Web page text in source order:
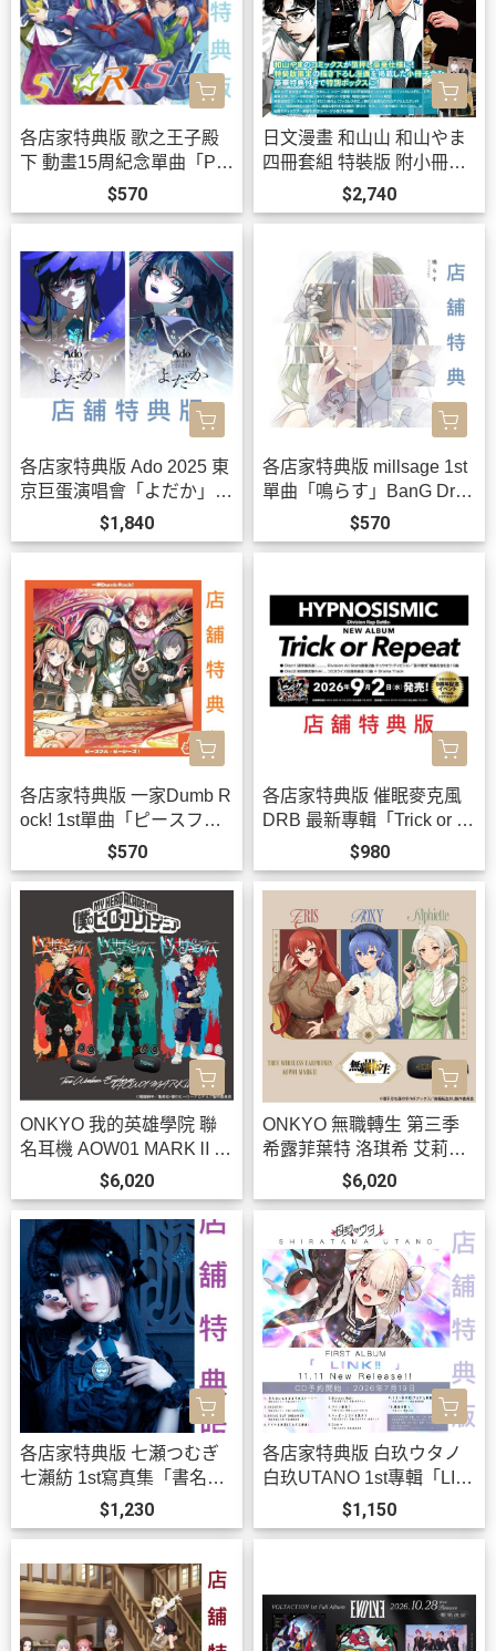
各店家特典版 歌之王子殿
下 動畫15周紀念單曲「PRI
SM FOREVER!」STRISH
*10/21發售!
$570
日文漫畫 和山山 和山やま
四冊套組 特裝版 附小冊
子、立牌 去唱卡拉OK吧、
為你著迷*12/11發售!
$2,740
各店家特典版 Ado 2025 東
京巨蛋演唱會「よだか」LI
VE 藍光BD DVD *10/21發
售!
$1,840
各店家特典版 millsage 1st
單曲「鳴らす」BanG Drea
m! *9/30發售!$570
各店家特典版 一家Dumb R
ock! 1st單曲「ピースフ
ル・ピーシーズ！」BanG
Dream!*9/30發售!
$570
各店家特典版 催眠麥克風
DRB 最新專輯「Trick or R
epeat」*9/2發售!
$980
ONKYO 我的英雄學院 聯
名耳機 AOW01 MARKⅡ
【跨境】0826*10月下旬-1
1月上旬發售!
$6,020
ONKYO 無職轉生 第三季
希露菲葉特 洛琪希 艾莉絲
聯名耳機 AOW01 MARKⅡ
【跨境】0902 *11月上旬-
中旬發售!
$6,020
各店家特典版 七瀬つむぎ
七瀨紡 1st寫真集「書名未
定」學園偶像大師 有村麻
央*10/30發售!
$1,230
各店家特典版 白玖ウタノ
白玖UTANO 1st專輯「LIN
K!!」*11/11發售!
$1,150